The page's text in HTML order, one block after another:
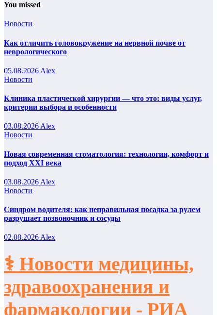
You missed
Новости
Как отличить головокружение на нервной почве от
неврологического
05.08.2026 Alex
Новости
Клиника пластической хирургии — что это: виды услуг,
критерии выбора и особенности
03.08.2026 Alex
Новости
Новая современная стоматология: технологии, комфорт и
подход XXI века
03.08.2026 Alex
Новости
Синдром водителя: как неправильная посадка за рулем
разрушает позвоночник и сосуды
02.08.2026Alex
⚕️ Новости медицины,
здравоохранения и
фармакологии - РИА